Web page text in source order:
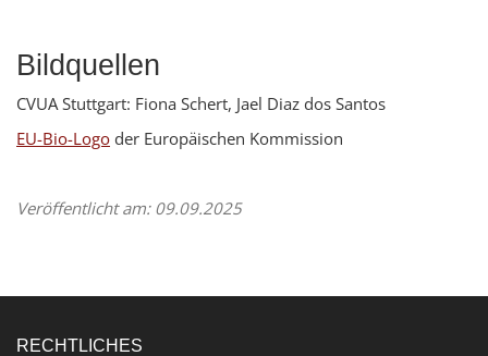
Bildquellen
CVUA Stuttgart: Fiona Schert, Jael Diaz dos Santos
EU-Bio-Logo der Europäischen Kommission
Veröffentlicht am: 09.09.2025
RECHTLICHES